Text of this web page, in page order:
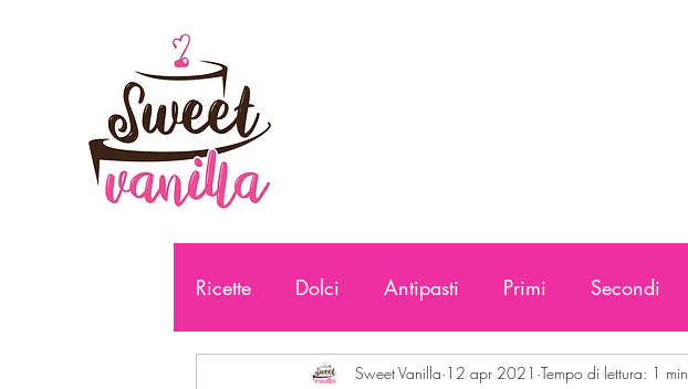
Ricette Dolci Antipasti Primi Secondi
Sweet Vanilla 12 apr 2021 Tempo di lettura: 1 min